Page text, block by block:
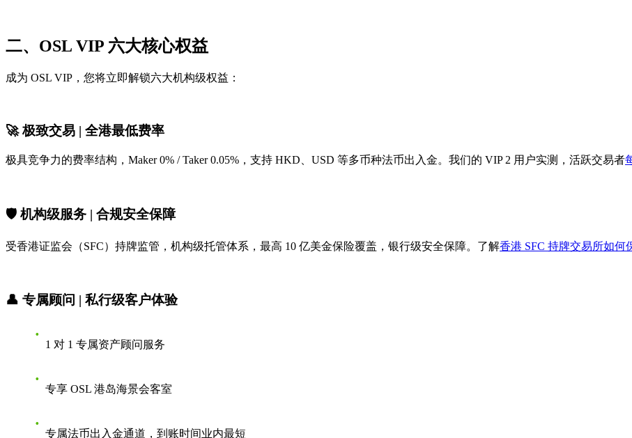
二、OSL VIP 六大核心权益
成为 OSL VIP，您将立即解锁六大机构级权益：
🚀 极致交易 | 全港最低费率
极具竞争力的费率结构，Maker 0% / Taker 0.05%，支持 HKD、USD 等多币种法币出入金。我们的 VIP 2 用户实测，活跃交易者
🛡️ 机构级服务 | 合规安全保障
受香港证监会（SFC）持牌监管，机构级托管体系，最高 10 亿美金保险覆盖，银行级安全保障。了解香港 SFC 持牌交易所如何
👤 专属顾问 | 私行级客户体验
1 对 1 专属资产顾问服务
专享 OSL 港岛海景会客室
专属法币出入金通道，到账时间业内最短